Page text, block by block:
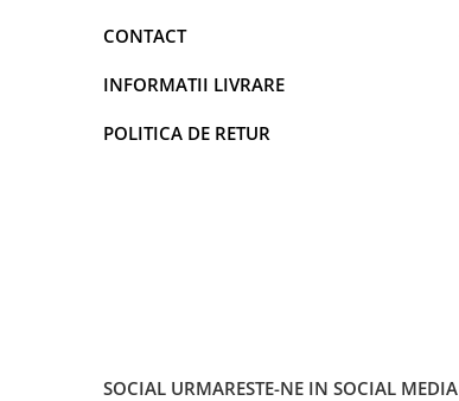
CONTACT
INFORMATII LIVRARE
POLITICA DE RETUR
SOCIAL URMARESTE-NE IN SOCIAL MEDIA